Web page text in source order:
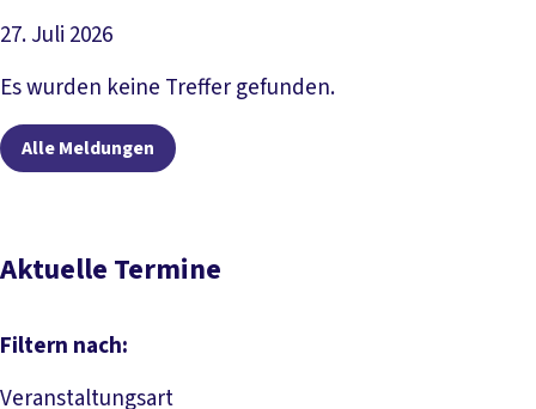
27. Juli 2026
Artikel lesen
Es wurden keine Treffer gefunden.
Alle Meldungen
Aktuelle Termine
Filtern nach:
Veranstaltungsart